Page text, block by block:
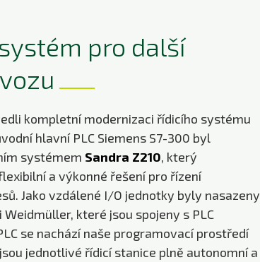
pro další
kompletní modernizaci řídicího systému
hlavní PLC Siemens S7-300 byl
systémem Sandra Z210, který
a výkonné řešení pro řízení
Jako vzdálené I/O jednotky byly nasazeny
které jsou spojeny s PLC
se nachází naše programovací prostředí
jednotlivé řídicí stanice plně autonomní a